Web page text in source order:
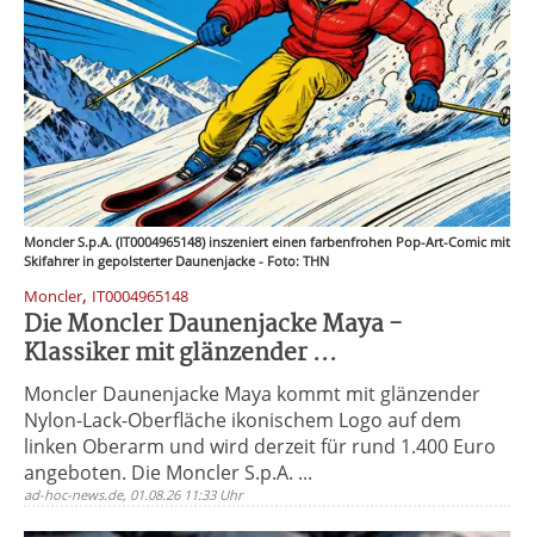
Moncler S.p.A. (IT0004965148) inszeniert einen farbenfrohen Pop-Art-Comic mit
Skifahrer in gepolsterter Daunenjacke - Foto: THN
Moncler, IT0004965148
Die Moncler Daunenjacke Maya -
Klassiker mit glänzender ...
Moncler Daunenjacke Maya kommt mit glänzender
Nylon-Lack-Oberfläche ikonischem Logo auf dem
linken Oberarm und wird derzeit für rund 1.400 Euro
angeboten. Die Moncler S.p.A. ...
ad-hoc-news.de, 01.08.26 11:33 Uhr